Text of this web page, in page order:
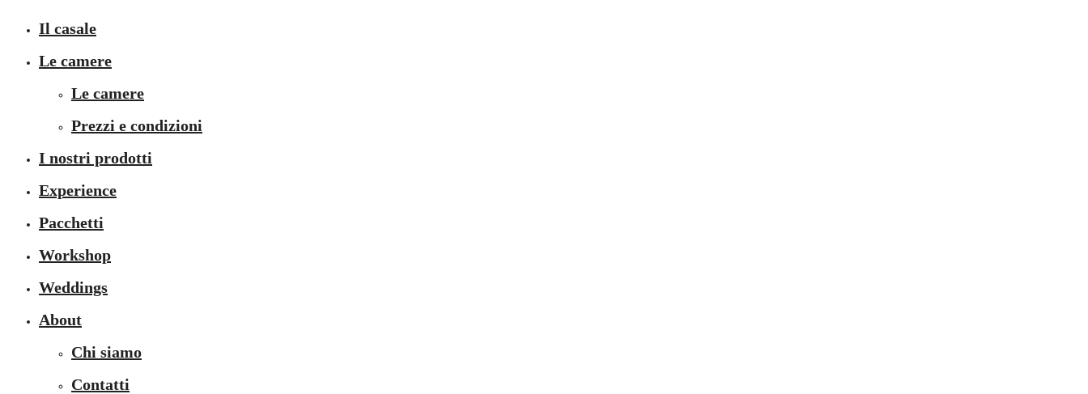
Il casale
Le camere
Le camere
Prezzi e condizioni
I nostri prodotti
Experience
Pacchetti
Workshop
Weddings
About
Chi siamo
Contatti